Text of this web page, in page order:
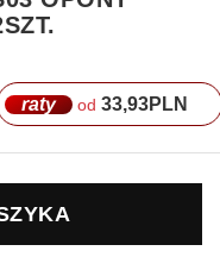
raty od 33,93PLN